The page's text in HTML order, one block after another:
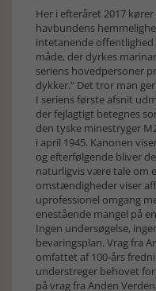
Her i efteråret 2017 kører
havbundens
intetanende
måde, der dyrkes
seriens hovedpersoner
dykker.” Det tror man
I seriens første afsnit
der fejlagtigt betegnes
den tyske minestryger
i april 1945. Kanonen
og efterfølgende bliver
naturligvis være tale om
omstændigheder viser
uprofessionel omgang
enestående mangel på
Ingen undersøgelse,
bevaringsplan. Vrag fra
omfattet af 100-års
understreger behovet
på vrag fra Anden